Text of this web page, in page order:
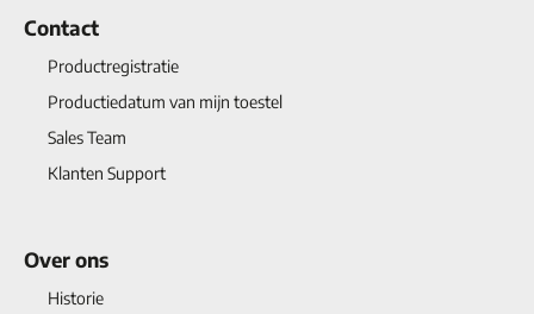
Contact
Productregistratie
Productiedatum van mijn toestel
Sales Team
Klanten Support
Over ons
Historie